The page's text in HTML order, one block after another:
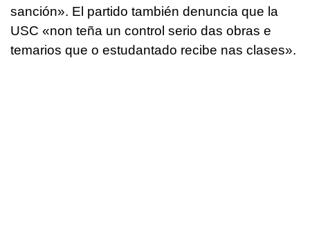
sanción». El partido también denuncia que la
USC «non teña un control serio das obras e
temarios que o estudantado recibe nas clases».